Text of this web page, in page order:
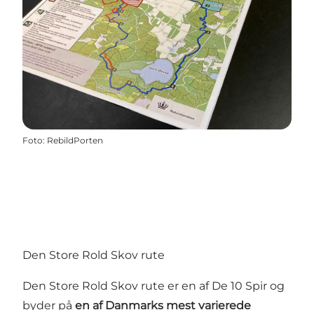
Foto: RebildPorten
Den Store Rold Skov rute
Den Store Rold Skov rute er en af De 10 Spir og
byder på en af Danmarks mest varierede